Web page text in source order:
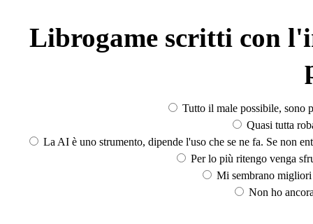
Librogame scritti con
Tutto il male possibile, sono
Quasi tutta
La AI è uno strumento, dipende l'uso che se ne fa. Se non
Per lo più ritengo venga
Mi sembrano
Non ho